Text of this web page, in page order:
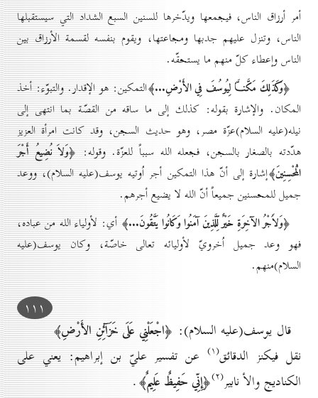
أمر أرزاق الناس، فيجمعها ويدّخرها للسنين السبع الشداد التي سيستقبلها
الناس، وتنزل عليهم جدبها ومجاعتها، ويقوم بنفسه لقسمة الأرزاق بين
الناس وإعطاء كلّ منهم ما يستحقّه.
﴿وَكَذَلِكَ مَكَّنـَّا لِيُوسُفَ فِي الأَرْضِ...﴾التمكين: هو الإقدار. والتبوّء: أخذ
المكان. والإشارة بقوله: كذلك إلى ما ساقه من القصّة بما انتهى إلى
نيله(عليه السلام)عزّة مصر، وهو حديث السجن، وقد كانت امرأة العزيز
هدّدته بالصغار بالسجن، فجعله الله سبباً للعزّة. وقوله: ﴿وَلاَ نُضِيعُ أَجْرَ
الُْمحْسِنِينَ﴾إشارة إلى أنّ هذا التمكين أجر اُوتيه يوسف(عليه السلام)، ووعد
جميل للمحسنين جميعاً أنّ الله لا يضيع أجرهم.
﴿وَلاََجْرُ الآخِرَةِ خَيْرٌ لِّلَّذِينَ آمَنُوا وَكَانُوا يَتَّقُونَ...﴾ أي: لأولياء الله من عباده،
فهو وعد جميل اُخرويّ لأوليائه تعالى خاصّة، وكان يوسف(عليه
السلام)منهم.
۱۱۱
قال يوسف(عليه السلام): ﴿اجْعَلْنِي عَلَى خَزَآئِنِ الأَرْضِ﴾
نقل فيكنز الدقائق(۱) عن تفسير عليّ بن إبراهيم: يعني على
الكناديج والأ نابير(۲) ﴿إِنِّي حَفِيظٌ عَلِيمٌ﴾.